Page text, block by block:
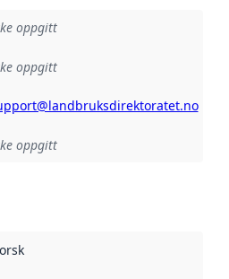
oppgitt
oppgitt
oppgitt